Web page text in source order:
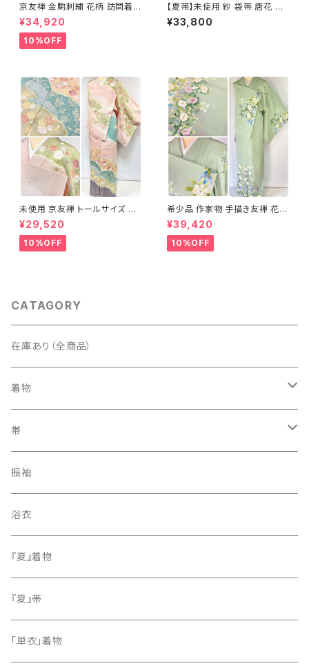
京友禅 金駒刺繍 花柄 訪問着
正絹 水色 黄緑 パステルカラー
アイスグリーン 1433
¥34,920
10%OFF
【夏帯】未使用 紗 袋帯 唐花 正
絹 紫 白 淡藤色 729
¥33,800
未使用 京友禅 トールサイズ 染
め分け 金彩 訪問着 袷 正絹 ピ
ンク 黄緑 紫 黄色 1438
¥29,520
10%OFF
希少品 作家物 手描き友禅 花鳥
文 椿 沈丁花 訪問着 正絹 袷 黄
緑 青 白 1418
¥39,420
10%OFF
CATAGORY
在庫あり（全商品）
着物
訪問着・付下げ
紬
色無地
小紋
留袖
帯
袋帯
名古屋帯
振袖
浴衣
『夏』着物
『夏』帯
「単衣」着物